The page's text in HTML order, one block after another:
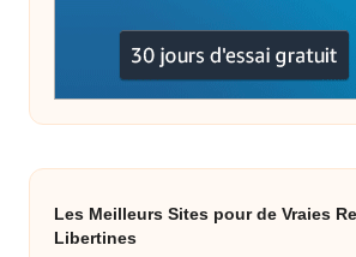
Les Meilleurs Sites pour de Vraies
Libertines